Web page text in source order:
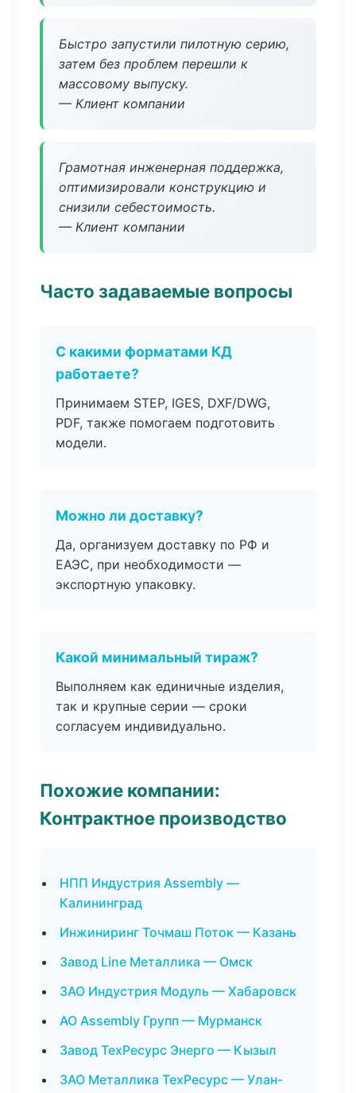
Быстро запустили пилотную серию,
затем без проблем перешли к
массовому выпуску.
— Клиент компании
Грамотная инженерная поддержка,
оптимизировали конструкцию и
снизили себестоимость.
— Клиент компании
Часто задаваемые вопросы
С какими форматами КД
работаете?
Принимаем STEP, IGES, DXF/DWG,
PDF, также помогаем подготовить
модели.
Можно ли доставку?
Да, организуем доставку по РФ и
ЕАЭС, при необходимости —
экспортную упаковку.
Какой минимальный тираж?
Выполняем как единичные изделия,
так и крупные серии — сроки
согласуем индивидуально.
Похожие компании:
Контрактное производство
НПП Индустрия Assembly —
Калининград
Инжиниринг Точмаш Поток — Казань
Завод Line Металлика — Омск
ЗАО Индустрия Модуль — Хабаровск
АО Assembly Групп — Мурманск
Завод ТехРесурс Энерго — Кызыл
ЗАО Металлика ТехРесурс — Улан-